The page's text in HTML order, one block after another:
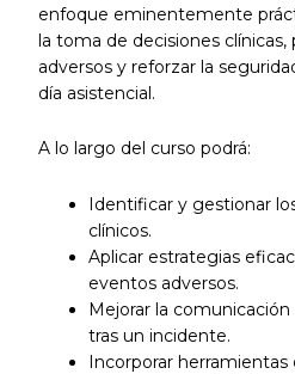
enfoque eminentemente
la toma de decisiones
adversos y reforzar la
día asistencial.
A lo largo del curso podrá:
Identificar y gestionar
clínicos.
Aplicar estrategias
eventos adversos.
Mejorar la
tras un incidente.
Incorporar herramientas